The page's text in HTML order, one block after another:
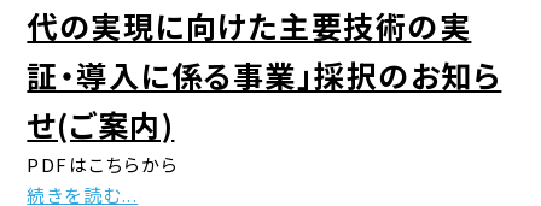
代の実現に向けた主要技術の実
証・導入に係る事業」採択のお知ら
せ(ご案内)
PDFはこちらから
続きを読む...